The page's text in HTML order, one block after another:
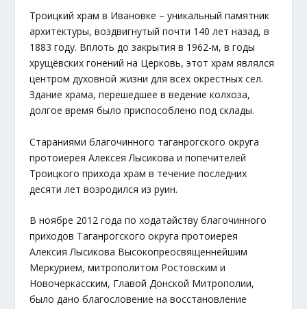
Троицкий храм в Ивановке – уникальный памятник
архитектуры, воздвигнутый почти 140 лет назад, в
1883 году. Вплоть до закрытия в 1962-м, в годы
хрущёвских гонений на Церковь, этот храм являлся
центром духовной жизни для всех окрестных сел.
Здание храма, перешедшее в ведение колхоза,
долгое время было приспособлено под склады.
Стараниями благочинного таганрогского округа
протоиерея Алексея Лысикова и попечителей
Троицкого прихода храм в течение последних
десяти лет возродился из руин.
В ноябре 2012 года по ходатайству благочинного
приходов Таганрогского округа протоиерея
Алексия Лысикова Высокопреосвященнейшим
Меркурием, митрополитом Ростовским и
Новочеркасским, Главой Донской Митрополии,
было дано благословение на восстановление